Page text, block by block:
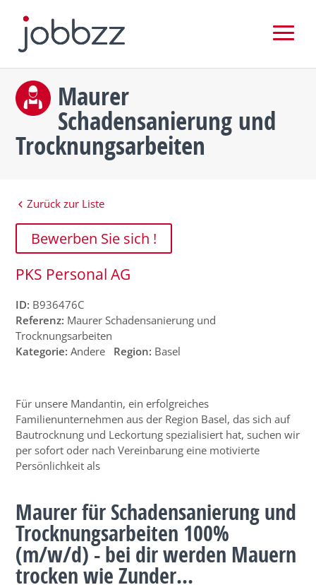
Maurer
Schadensanierung und
Trocknungsarbeiten
Zurück zur Liste
Bewerben Sie sich !
PKS Personal AG
ID: B936476C
Referenz: Maurer Schadensanierung und
Trocknungsarbeiten
Kategorie: Andere Region: Basel
Für unsere Mandantin, ein erfolgreiches
Familienunternehmen aus der Region Basel, das sich auf
Bautrocknung und Leckortung spezialisiert hat, suchen wir
per sofort oder nach Vereinbarung eine motivierte
Persönlichkeit als
Maurer für Schadensanierung und
Trocknungsarbeiten 100%
(m/w/d) - bei dir werden Mauern
trocken wie Zunder...